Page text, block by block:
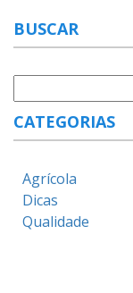
BUSCAR
CATEGORIAS
Agrícola
Dicas
Qualidade